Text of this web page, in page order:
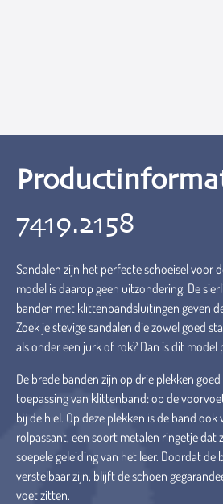
7419.2158
Sandalen zijn het perfecte schoeisel voor
model is daarop geen uitzondering. De
banden met klittenbandsluitingen geven
Zoek je stevige sandalen die zowel goed
als onder een jurk of rok? Dan is dit
De brede banden zijn op drie plekken
toepassing van klittenband: op de
bij de hiel. Op deze plekken is de band ook
rolpassant, een soort metalen ringetje dat
soepele geleiding van het leer. Doordat de
verstelbaar zijn, blijft de schoen
voet zitten.